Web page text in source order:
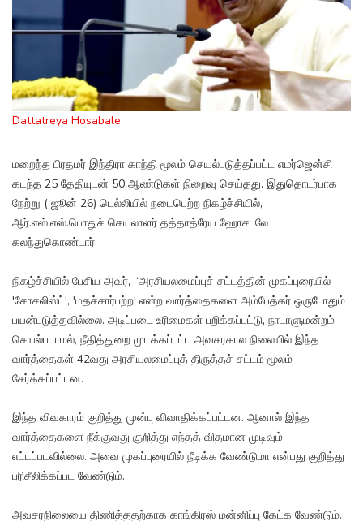
Dattatreya Hosabale
மறைந்த பிரதமர் இந்திரா காந்தி மூலம் செயல்படுத்தப்பட்ட எமர்ஜென்சி
கடந்த 25 தேதியுடன் 50 ஆண்டுகள் நிறைவு செய்தது. இதுதொடர்பாக
நேற்று ( ஜூன் 26) டெல்லியில் நடைபெற்ற நிகழ்ச்சியில்,
ஆர்.எஸ்.எஸ்.பொதுச் செயலாளர் தத்தாத்ரேய ஹோசபலே
கலந்துகொண்டார்.
நிகழ்ச்சியில் பேசிய அவர், “அரசியலமைப்புச் சட்டத்தின் முகப்புரையில்
'சோசலிஸ்ட்', 'மதச்சார்பற்ற' என்ற வார்த்தைகளை அம்பேத்கர் ஒருபோதும்
பயன்படுத்தவில்லை. அடிப்படை உரிமைகள் பறிக்கப்பட்டு, நாடாளுமன்றம்
செயல்படாமல், நீதித்துறை முடக்கப்பட்ட அவசரகால நிலையில் இந்த
வார்த்தைகள் 42வது அரசியலமைப்புத் திருத்தச் சட்டம் மூலம்
சேர்க்கப்பட்டன.
இந்த விவகாரம் குறித்து முன்பு விவாதிக்கப்பட்டன. ஆனால் இந்த
வார்த்தைகளை நீக்குவது குறித்து எந்தத் விதமான முடிவும்
எட்டப்படவில்லை. அவை முகப்புரையில் நீடிக்க வேண்டுமா என்பது குறித்து
பரிசீலிக்கப்பட வேண்டும்.
அவசரநிலையை திணித்ததற்காக காங்கிரஸ் மன்னிப்பு கேட்க வேண்டும்.